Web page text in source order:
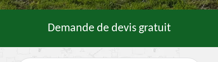
Demande de devis gratuit